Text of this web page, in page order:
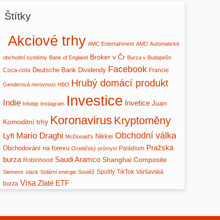
Štítky
Akciové trhy AMC Entertainment AMD Automatické
obchodní systémy Bank of England Broker v Čr Burza v Budapešti
Coca-cola Deutsche Bank Dividendy Facebook Francie
Genderová nerovnost HBO Hrubý domácí produkt
Indie Infobip Instagram Investice Invetice Juan
Komoditní trhy Koronavirus Kryptoměny
Lyft Mario Draghi McDonald's Nikkei Obchodní válka
Obchodování na forexu Ocelářský průmysl Paládium Pražská
burza Robinhood Saudi Aramco Shanghai Composite
Siemens slack Solární energie Soutěž Spotify TikTok Varšavská
burza Visa Zlaté ETF